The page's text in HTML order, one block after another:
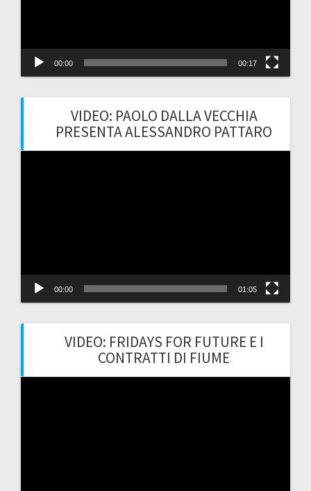
00:00 00:17
VIDEO: PAOLO DALLA VECCHIA
PRESENTA ALESSANDRO PATTARO
00:00 01:05
VIDEO: FRIDAYS FOR FUTURE E I
CONTRATTI DI FIUME